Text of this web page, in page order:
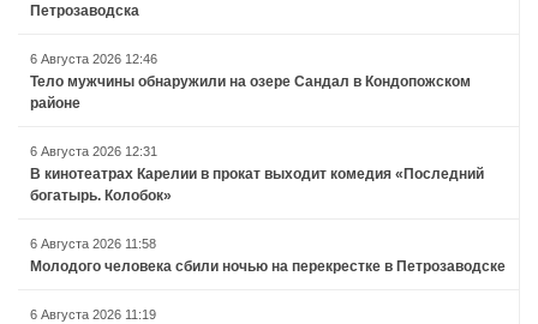
Петрозаводска
6 Августа 2026 12:46
Тело мужчины обнаружили на озере Сандал в Кондопожском
районе
6 Августа 2026 12:31
В кинотеатрах Карелии в прокат выходит комедия «Последний
богатырь. Колобок»
6 Августа 2026 11:58
Молодого человека сбили ночью на перекрестке в Петрозаводске
6 Августа 2026 11:19